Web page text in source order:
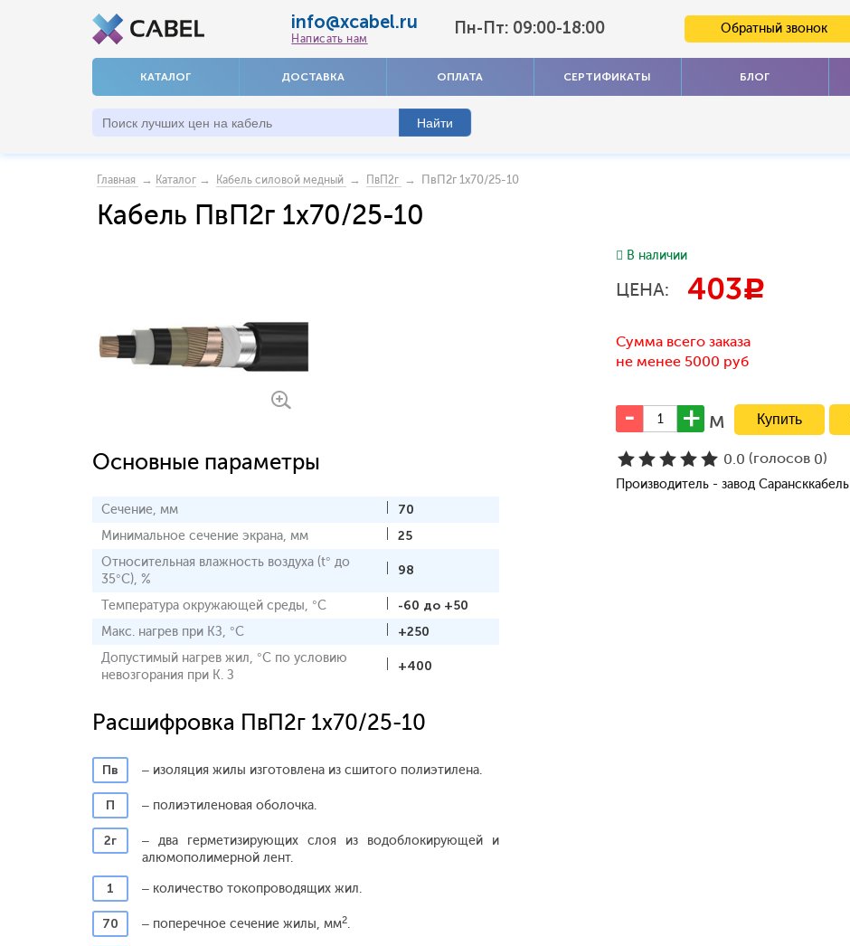
info@xcabel.ru
Написать нам
Пн-Пт: 09:00-18:00 Обратный звонок
КАТАЛОГ ДОСТАВКА ОПЛАТА СЕРТИФИКАТЫ БЛОГ
Главная → Каталог → Кабель силовой медный → ПвП2г → ПвП2г 1x70/25-10
Кабель ПвП2г 1x70/25-10
Основные параметры
Сечение, мм
70
Минимальное сечение экрана, мм
25
Относительная влажность воздуха (t° до
35°С), %
98
Температура окружающей среды, °С
-60 до +50
Макс. нагрев при КЗ, °С
+250
Допустимый нагрев жил, °С по условию
невозгорания при К. З
+400
Расшифровка ПвП2г 1x70/25-10
Пв – изоляция жилы изготовлена из сшитого полиэтилена.
П – полиэтиленовая оболочка.
2г
– два герметизирующих слоя из водоблокирующей и
алюмополимерной лент.
1
– количество токопроводящих жил.
70 – поперечное сечение жилы, мм2.
В наличии
ЦЕНА: 403c
Сумма всего заказа
не менее 5000 руб
м
0.0 (голосов 0)
Производитель - завод Сарансккабель